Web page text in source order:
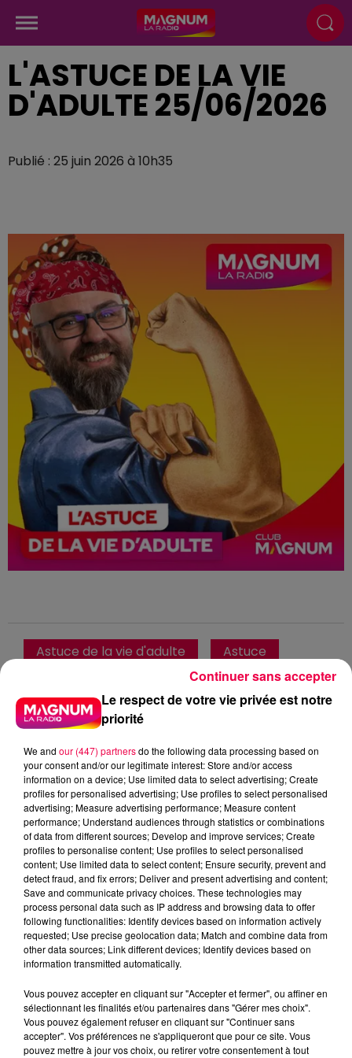
L'ASTUCE DE LA VIE
D'ADULTE 25/06/2026
Publié : 25 juin 2026 à 10h35
Astuce de la vie d'adulte
Astuce
Hoquet
Club Magnum
Magnum la Radio
Magnum
Radio
Meurthe et Moselle
Haute Marne
Alsace
Meuse Grand Est
Fred
CRISE DE HOQUET INCONTROLABLE
0:00 56 sec
25 juin 2026 - 56 sec
L'ASTUCE DE LA VIE D'ADULTE 25/06/2026
Crise de hoquet incontrôlable
Le respect de votre vie privée est notre
priorité
We and our (447) partnersdo the following data processing based on
your consent and/or our legitimate interest: Store and/or access
information on a device; Use limited data to select advertising; Create
profiles for personalised advertising; Use profiles to select personalised
advertising; Measure advertising performance; Measure content
performance; Understand audiences through statistics or combinations
of data from different sources; Develop and improve services; Create
profiles to personalise content; Use profiles to select personalised
content; Use limited data to select content; Ensure security, prevent and
detect fraud, and fix errors; Deliver and present advertising and content;
Save and communicate privacy choices. These technologies may
process personal data such as IP address and browsing data to offer
following functionalities: Identify devices based on information actively
requested; Use precise geolocation data; Match and combine data from
other data sources; Link different devices; Identify devices based on
information transmitted automatically.
Vous pouvez accepter en cliquant sur "Accepter et fermer", ou affiner en
sélectionnant les finalités et/ou partenaires dans "Gérer mes choix".
Vous pouvez également refuser en cliquant sur "Continuer sans
accepter". Vos préférences ne s'appliqueront que pour ce site. Vous
pouvez mettre à jour vos choix, ou retirer votre consentement à tout
Continuer sans accepter